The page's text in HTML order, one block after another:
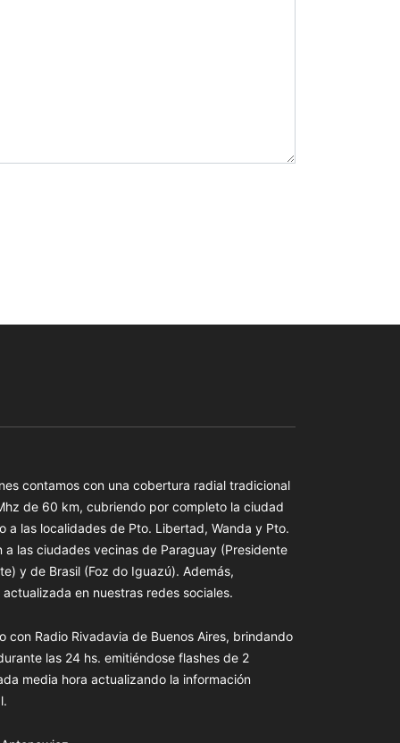
contamos con una cobertura radial tradicional
de 60 km, cubriendo por completo la ciudad
a las localidades de Pto. Libertad, Wanda y Pto.
a las ciudades vecinas de Paraguay (Presidente
y de Brasil (Foz do Iguazú). Además,
en nuestras redes sociales.
con Radio Rivadavia de Buenos Aires, brindando
las 24 hs. emitiéndose flashes de 2
media hora actualizando la información